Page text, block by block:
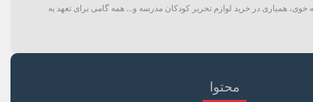
جرقه زنی پیشرفته, هسته مس, چینی مقره‌ای (محافظت از تخلیه الکتریکی)
خوی، همیاری در خرید لوازم تحریر کودکان مدرسه و... همه گامی برای تعهد به
محتوا